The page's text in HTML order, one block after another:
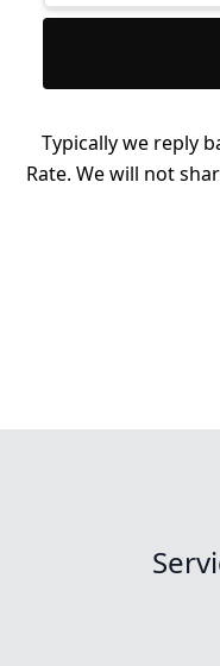
Typically we reply
Rate. We will not